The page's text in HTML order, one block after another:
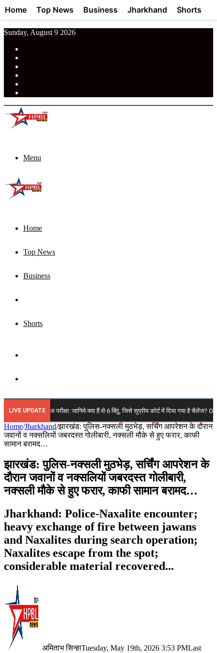
Sunday, August 9 2026
Menu
Home
Top News
Business
Shorts
for
LIVE UPDATE
14वीं प्रारंभिक परीक्षा: जानिये क्या हैं वो 6 बिंदु, जिसे सुप्रीम कोर्ट में दिया गया है चैलेंज? OMR
Home/Jharkhand/झारखंड: पुलिस-नक्सली मुठभेड़, सर्चिंग आपरेशन के दौरान
जवानों व नक्सलियों जबरदस्त गोलीबारी, नक्सली मौके से हुए फरार, काफी
सामान बरामद…
झारखंड: पुलिस-नक्सली मुठभेड़, सर्चिंग आपरेशन के
दौरान जवानों व नक्सलियों जबरदस्त गोलीबारी,
नक्सली मौके से हुए फरार, काफी सामान बरामद…
Jharkhand: Police-Naxalite encounter;
heavy exchange of fire between jawans
and Naxalites during search operation;
Naxalites escape from the spot;
considerable material recovered...
अमिताभ सिन्हाTuesday, May 19th, 2026 3:53 PMLast
Home Top News Business Jharkhand Shorts